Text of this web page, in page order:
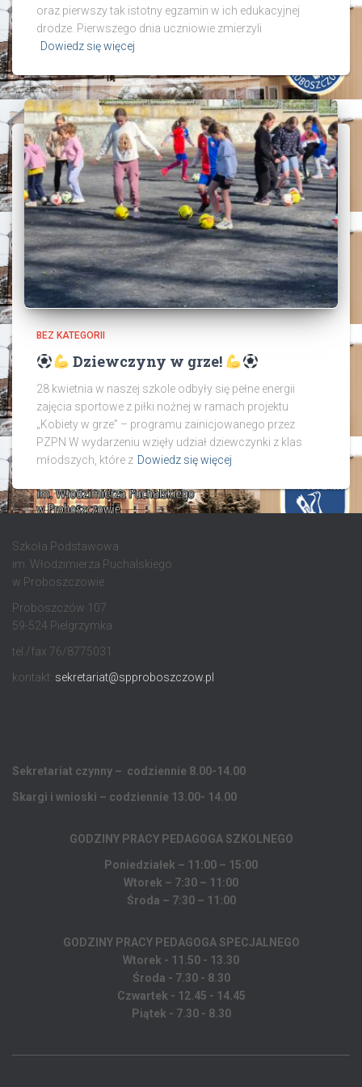
oraz pierwszy tak istotny egzamin w ich edukacyjnej
drodze. Pierwszego dnia uczniowie zmierzyli
Dowiedz się więcej
BEZ KATEGORII
Dziewczyny w grze!
28 kwietnia w naszej szkole odbyły się pełne energii
zajęcia sportowe z piłki nożnej w ramach projektu
„Kobiety w grze” – programu zainicjowanego przez
PZPN W wydarzeniu wzięły udział dziewczynki z klas
młodszych, które z Dowiedz się więcej
Szkoła Podstawowa
im. Włodzimierza Puchalskiego
w Proboszczowie
Proboszczów 107
59-524 Pielgrzymka
tel./fax 76/8775031
kontakt: sekretariat@spproboszczow.pl
Sekretariat czynny – codziennie 8.00-14.00
Skargi i wnioski – codziennie 13.00- 14.00
GODZINY PRACY PEDAGOGA SZKOLNEGO
Poniedziałek – 11:00 – 15:00
Wtorek – 7:30 – 11:00
Środa – 7:30 – 11:00
GODZINY PRACY PEDAGOGA SPECJALNEGO
Wtorek - 11.50 - 13.30
Środa - 7.30 - 8.30
Czwartek - 12.45 - 14.45
Piątek - 7.30 - 8.30